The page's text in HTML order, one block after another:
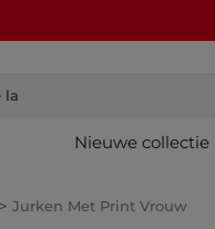
Nieuwe collectie
Jurken Met Print Vrouw